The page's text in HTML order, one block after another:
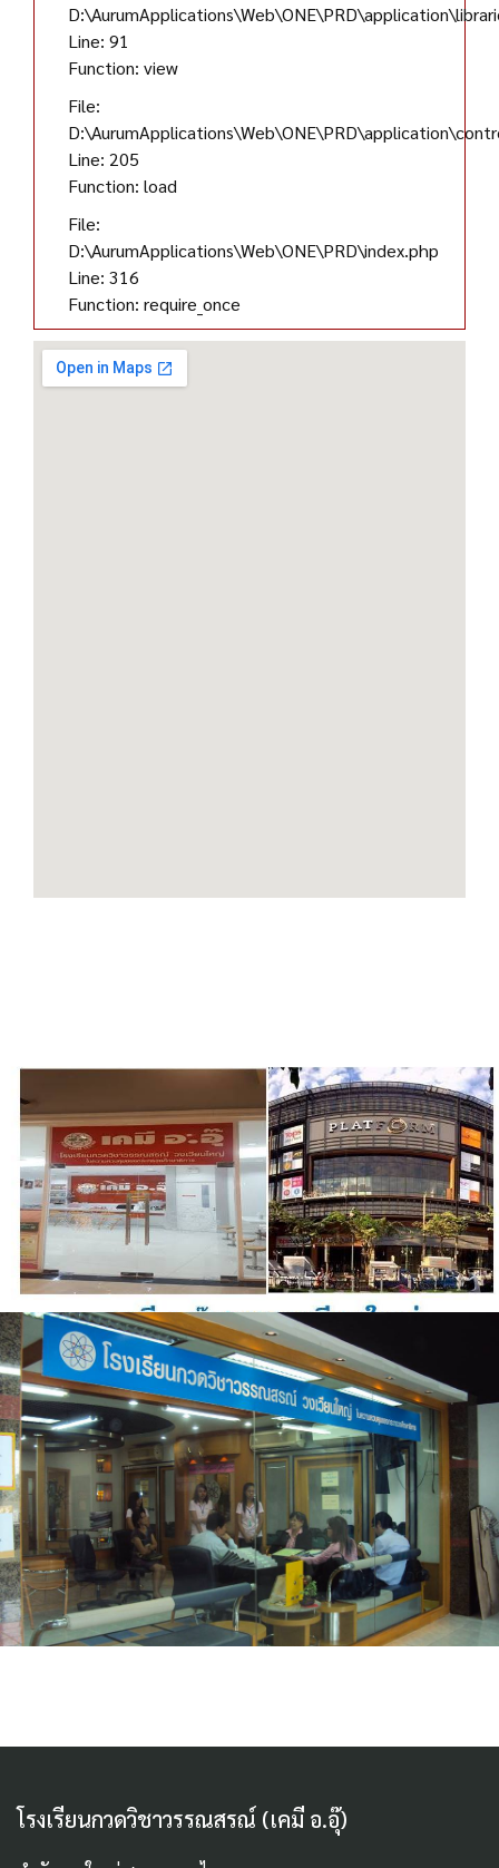
Line: 91
Function: view
File:
Line: 205
Function: load
File:
D:\AurumApplications\Web\ONE\PRD\index.php
Line: 316
Function: require_once
โรงเรียนกวดวิชาวรรณสรณ์ (เคมี อ.อุ๊)